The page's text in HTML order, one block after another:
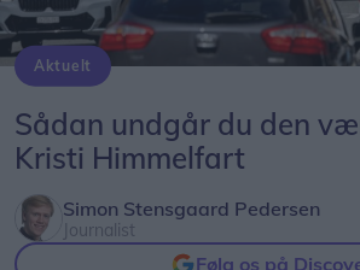
Aktuelt
Sådan undgår du den
Kristi Himmelfart
Simon Stensgaard Pedersen
Journalist
Følg os på